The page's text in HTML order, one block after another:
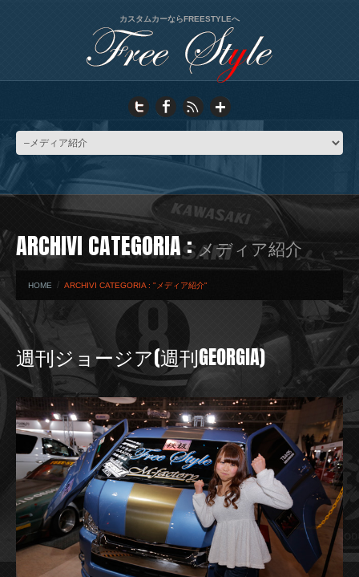
カスタムカーならFREESTYLEへ
ARCHIVI CATEGORIA :メディア紹介
HOME ARCHIVI CATEGORIA : "メディア紹介"
週刊ジョージア(週刊GEORGIA)